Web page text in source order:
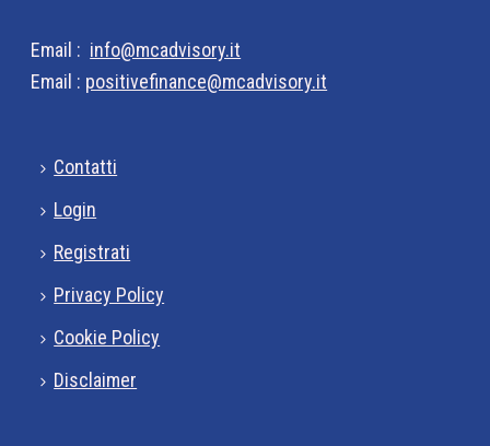
Email : info@mcadvisory.it
Email : positivefinance@mcadvisory.it
Contatti
Login
Registrati
Privacy Policy
Cookie Policy
Disclaimer